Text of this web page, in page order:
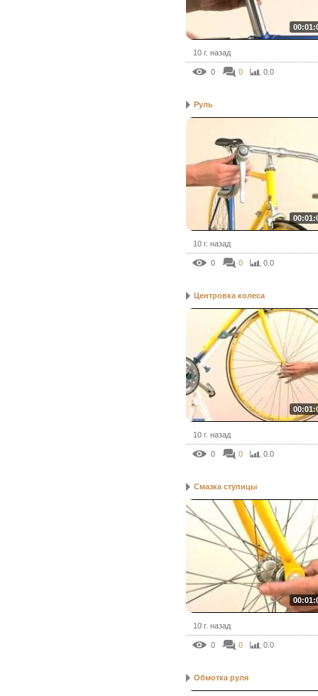
10 г. назад
0 0 0.0
Руль
10 г. назад
0 0 0.0
Центровка колеса
10 г. назад
0 0 0.0
Смазка ступицы
10 г. назад
0 0 0.0
Обмотка руля